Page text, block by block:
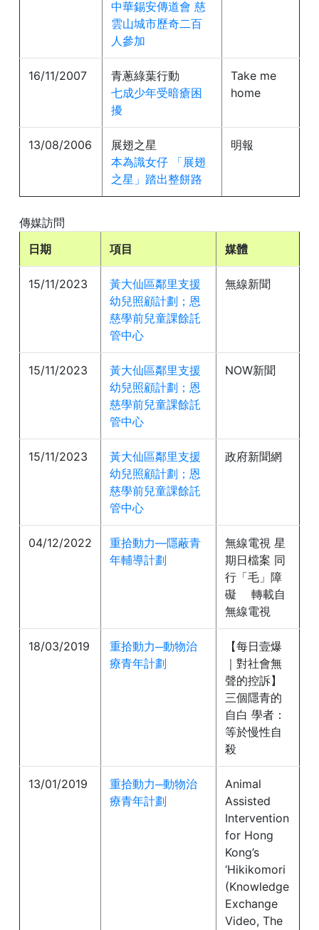
中華錫安傳道會 慈
雲山城市歷奇二百
人參加
16/11/2007
青蔥綠葉行動
七成少年受暗瘡困
擾
Take me
home
13/08/2006
展翅之星
本為識女仔 「展翅
之星」踏出整餅路
明報
傳媒訪問
日期
項目 媒體
15/11/2023
黃大仙區鄰里支援
幼兒照顧計劃；恩
慈學前兒童課餘託
管中心
無線新聞
15/11/2023
黃大仙區鄰里支援
幼兒照顧計劃；恩
慈學前兒童課餘託
管中心
NOW新聞
15/11/2023
黃大仙區鄰里支援
幼兒照顧計劃；恩
慈學前兒童課餘託
管中心
政府新聞網
04/12/2022
重拾動力—隱蔽青
年輔導計劃
無線電視 星
期日檔案 同
行「毛」障
礙 轉載自
無線電視
18/03/2019
重拾動力─動物治
療青年計劃
【每日壹爆
｜對社會無
聲的控訴】
三個隱青的
自白 學者：
等於慢性自
殺
13/01/2019
重拾動力─動物治
療青年計劃
Animal
Assisted
Intervention
for Hong
Kong’s
‘Hikikomori
(Knowledge
Exchange
Video, The